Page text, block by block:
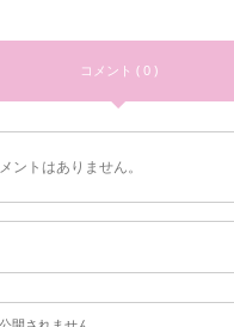
コメント ( 0 )
ントはありません。